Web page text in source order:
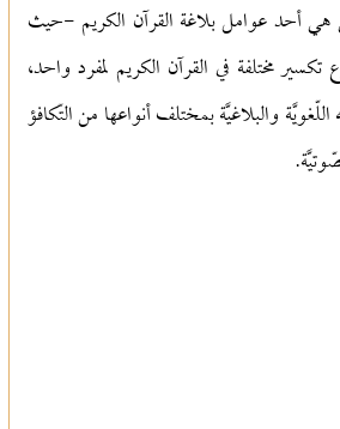
هي أحد عوامل بلاغة القرآن الكريم -حيث
تكسير مختلفة في القرآن الكريم لمفرد واحد,
والبلاغيَّة بمختلف أنواعها من التّكافؤ